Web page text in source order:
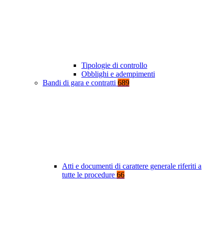
Tipologie di controllo
Obblighi e adempimenti
Bandi di gara e contratti 689
Atti e documenti di carattere generale riferiti a
tutte le procedure 66